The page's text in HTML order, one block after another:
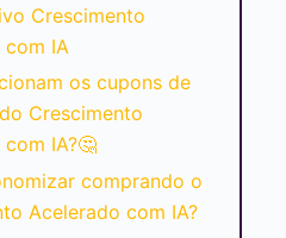
Crescimento
com IA
os cupons de
Crescimento
IA?🤔
comprando o
Acelerado com IA?